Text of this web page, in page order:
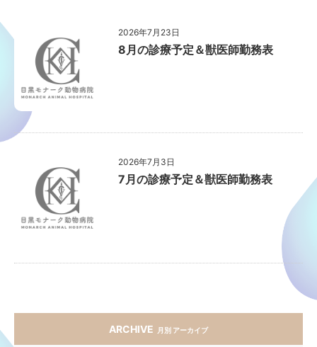
2026年7月23日
8月の診療予定＆獣医師勤務表
2026年7月3日
7月の診療予定＆獣医師勤務表
ARCHIVE 月別 アーカイブ